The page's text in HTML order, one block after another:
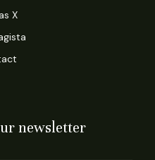
X
newsletter